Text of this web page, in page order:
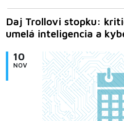
Daj Trollovi stopku:
umelá inteligencia a
10
NOV